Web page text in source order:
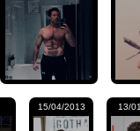
15/04/2013 13/